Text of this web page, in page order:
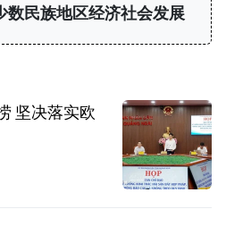
数民族地区经济社会发展
坚决落实欧